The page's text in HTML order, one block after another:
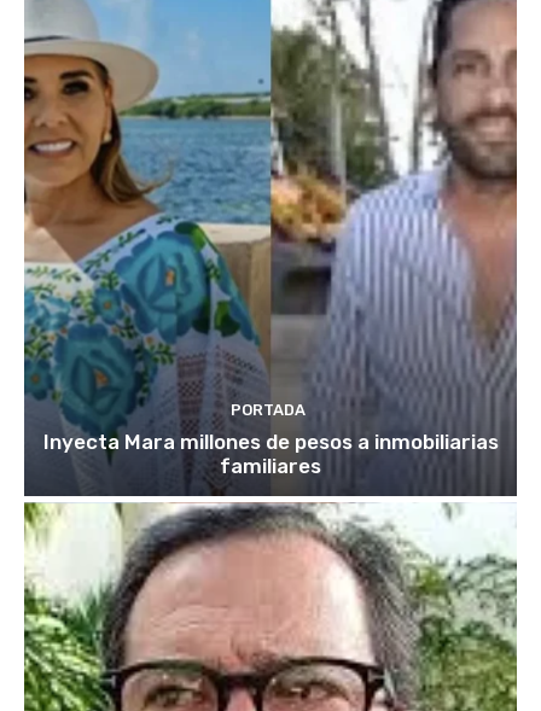
PORTADA
Inyecta Mara millones de pesos a inmobiliarias
familiares